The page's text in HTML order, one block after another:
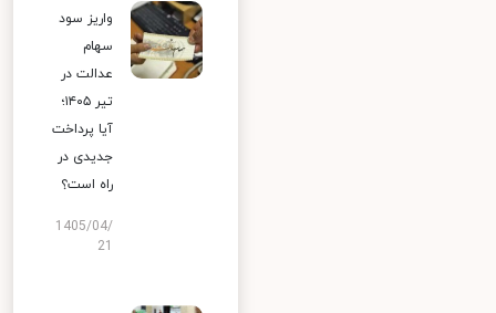
واریز سود
سهام
عدالت در
تیر ۱۴۰۵؛
آیا پرداخت
جدیدی در
راه است؟
1405/04/